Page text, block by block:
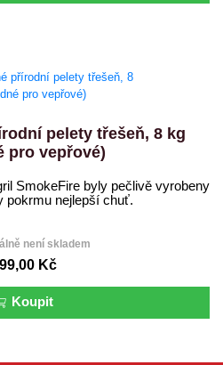
pelety třešeň, 8 kg
pro vepřové)
SmokeFire byly pečlivě vyrobeny
pokrmu nejlepší chuť.
není skladem
Kč
Koupit